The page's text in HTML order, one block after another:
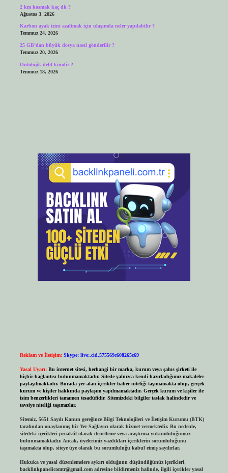
2 km kosmak kaç dk ?
Ağustos 3, 2026
Karbon ayak izini azaltmak için ulaşımda neler yapılabilir ?
Temmuz 24, 2026
25 GB’dan büyük dosya nasıl gönderilir ?
Temmuz 20, 2026
Ontolojik delil kimdir ?
Temmuz 18, 2026
Reklam ve İletişim: Skype: live:.cid.575569c608265c69
Yasal Uyarı: Bu internet sitesi, herhangi bir marka, kurum veya şahıs şirketi ile
hiçbir bağlantısı bulunmamaktadır. Sitede yalnızca kendi hazırladığımız makaleler
paylaşılmaktadır. Burada yer alan içerikler haber niteliği taşımamakta olup, gerçek
kurum ve kişiler hakkında paylaşım yapılmamaktadır. Gerçek kurum ve kişiler ile
isim benzerlikleri tamamen tesadüfidir. Sitemizdeki bilgiler taslak halindedir ve
tavsiye niteliği taşımazlar.
Sitemiz, 5651 Sayılı Kanun gereğince Bilgi Teknolojileri ve İletişim Kurumu (BTK)
tarafından onaylanmış bir Yer Sağlayıcı olarak hizmet vermektedir. Bu nedenle,
sitedeki içerikleri proaktif olarak denetleme veya araştırma yükümlülüğümüz
bulunmamaktadır. Ancak, üyelerimiz yazdıkları içeriklerin sorumluluğunu
taşımakta olup, siteye üye olarak bu sorumluluğu kabul etmiş sayılırlar.
Hukuka ve yasal düzenlemelere aykırı olduğunu düşündüğünüz içerikleri,
backlinkpanelicomtr@gmail.comadresine bildirmeniz halinde, ilgili içerikler yasal